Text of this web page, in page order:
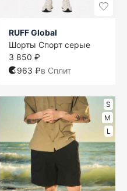
RUFF Global
Шорты Спорт серые
3 850 ₽
963 ₽в Сплит
S
M
L